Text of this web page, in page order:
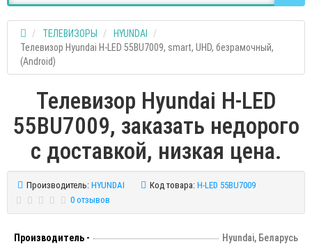
ТЕЛЕВИЗОРЫ
HYUNDAI
Телевизор Hyundai H-LED 55BU7009, smart, UHD, безрамочный,
(Android)
Телевизор Hyundai H-LED
55BU7009, заказать недорого
с доставкой, низкая цена.
Производитель: HYUNDAI Код товара: H-LED 55BU7009
0 отзывов
Производитель -
Hyundai, Беларусь